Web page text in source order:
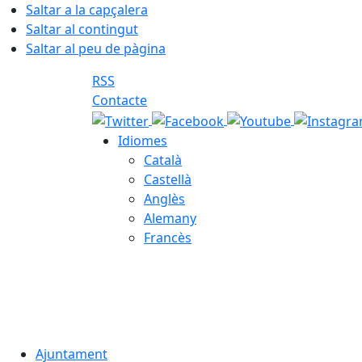
Saltar a la capçalera
Saltar al contingut
Saltar al peu de pàgina
RSS
Contacte
Idiomes
Català
Castellà
Anglès
Alemany
Francès
Ajuntament